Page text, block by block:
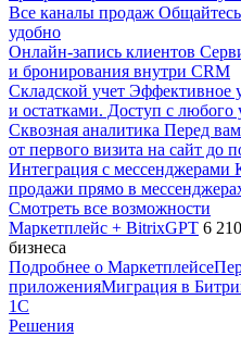
Все каналы продаж
удобно
Онлайн-запись клиентов
и бронирования внутри CRM
Складской учет Эффективное
и остатками. Доступ с любого
Сквозная аналитика Перед
от первого визита на сайт до
Интеграция с мессенджерами
продажи прямо в
Смотреть все возможности
Маркетплейс + BitrixGPT 6
бизнеса
Подробнее о Маркетплейсе
приложенияМиграция в
1С
Решения